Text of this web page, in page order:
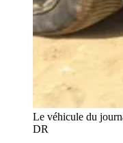
Le véhicule du
DR